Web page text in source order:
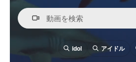
idol アイドル